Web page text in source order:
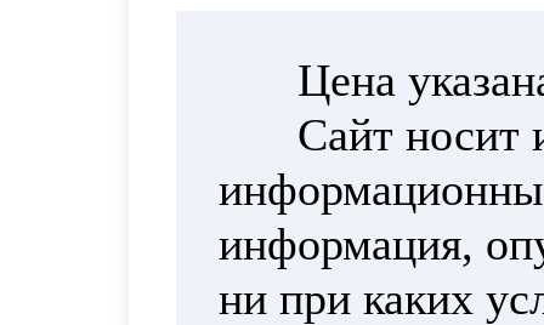
Цена
Сайт носит
информация,
ни при каких